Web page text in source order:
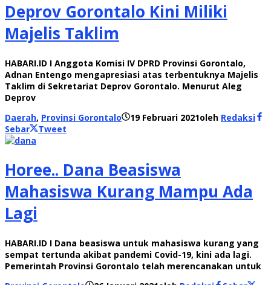
Deprov Gorontalo Kini Miliki
Majelis Taklim
HABARI.ID I Anggota Komisi IV DPRD Provinsi Gorontalo,
Adnan Entengo mengapresiasi atas terbentuknya Majelis
Taklim di Sekretariat Deprov Gorontalo. Menurut Aleg
Deprov
Daerah, Provinsi Gorontalo 19 Februari 2021oleh Redaksi
Sebar
Tweet
Horee.. Dana Beasiswa
Mahasiswa Kurang Mampu Ada
Lagi
HABARI.ID I Dana beasiswa untuk mahasiswa kurang yang
sempat tertunda akibat pandemi Covid-19, kini ada lagi.
Pemerintah Provinsi Gorontalo telah merencanakan untuk